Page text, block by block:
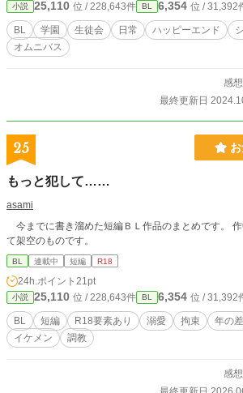
小説 25,110 位 / 228,643件 BL 6,354 位 / 31,392
BL 学園 生徒会 日常 ハッピーエンド
オムニバス
感
最終更新日
25
もっと犯して……
asami
今までに書き溜めた短編ＢＬ作品のまとめです。
て架空のものです。
BL 連載中 短編 R18
24h.ポイント 21pt
小説 25,110 位 / 228,643件 BL 6,354 位 / 31,392
BL 短編 R18要素あり 溺愛 拘束 年の差
イケメン
調教
感